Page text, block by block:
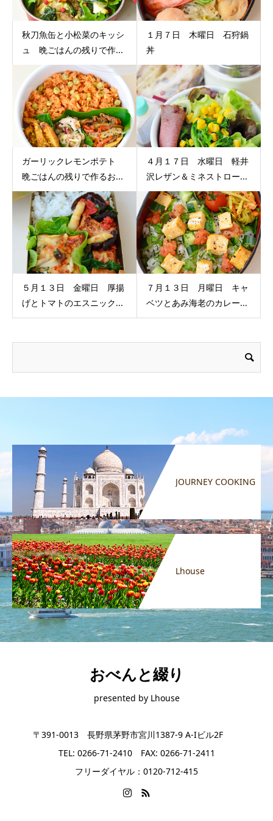
秋刀魚缶と小松菜のキッシ
ュ 晩ごはんの残りで作...
１月７日 木曜日 石狩鍋
丼
ガーリックレモンポテト
晩ごはんの残りで作るお...
４月１７日 水曜日 軽井
沢レザン＆ミネストロー...
５月１３日 金曜日 厚揚
げとトマトのエスニック...
７月１３日 月曜日 キャ
ベツとあみ海老のカレー...
JOURNEY COOKING
Lhouse
おべんと綴り
presented by Lhouse
〒391-0013 長野県茅野市宮川1387-9 A-Iビル2F
TEL: 0266-71-2410 FAX: 0266-71-2411
フリーダイヤル：0120-712-415